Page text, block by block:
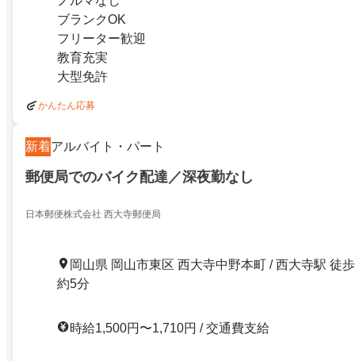
ブランクOK
フリーター歓迎
教育充実
大型免許
かんたん応募
新着アルバイト・パート
郵便局でのバイク配達／深夜勤なし
日本郵便株式会社 西大寺郵便局
岡山県 岡山市東区 西大寺中野本町 / 西大寺駅 徒歩
約5分
時給1,500円〜1,710円 / 交通費支給